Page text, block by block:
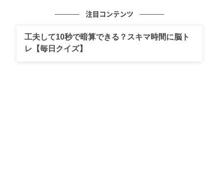
注目コンテンツ
工夫して10秒で暗算できる？スキマ時間に脳ト
レ【毎日クイズ】